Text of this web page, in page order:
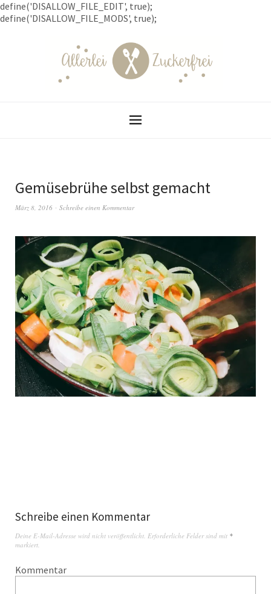
define('DISALLOW_FILE_EDIT', true);
define('DISALLOW_FILE_MODS', true);
Gemüsebrühe selbst gemacht
März 8, 2016 Schreibe einen Kommentar
Schreibe einen Kommentar
Deine E-Mail-Adresse wird nicht veröffentlicht. Erforderliche Felder sind mit *
markiert.
Kommentar